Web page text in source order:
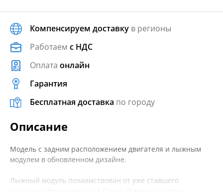
Компенсируем доставку в регионы
Работаем с НДС
Оплата онлайн
Гарантия
Бесплатная доставка по городу
Описание
Модель с задним расположением двигателя и лыжным
модулем в обновленном дизайне.
Лыжный модуль позаимствован от уже ставшего